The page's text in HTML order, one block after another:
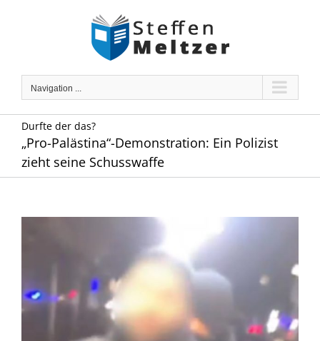
Navigation ...
Durfte der das?
„Pro-Palästina“-Demonstration: Ein Polizist
zieht seine Schusswaffe